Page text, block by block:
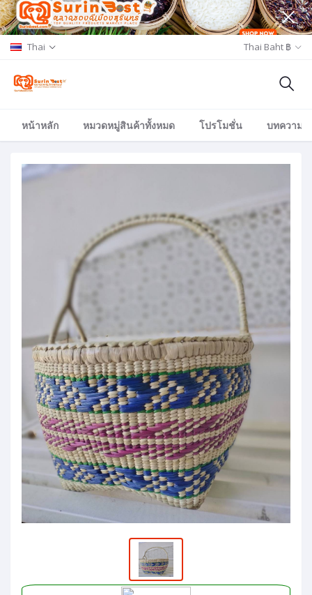
Thai Thai Baht ฿
หน้าหลัก หมวดหมู่สินค้าทั้งหมด โปรโมชั่น บทความ/